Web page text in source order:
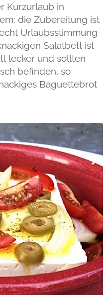
Kurzurlaub in
die Zubereitung ist
Urlaubsstimmung
Salatbett ist
lecker und sollten
befinden, so
Baguettebrot